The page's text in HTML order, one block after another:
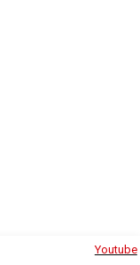
Youtube